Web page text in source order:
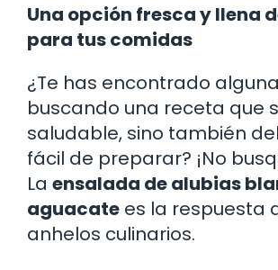
Una opción fresca y llena
para tus comidas
¿Te has encontrado
buscando una receta que
saludable, sino también
fácil de preparar? ¡No
La ensalada de alubias
aguacate es la respuesta
anhelos culinarios.